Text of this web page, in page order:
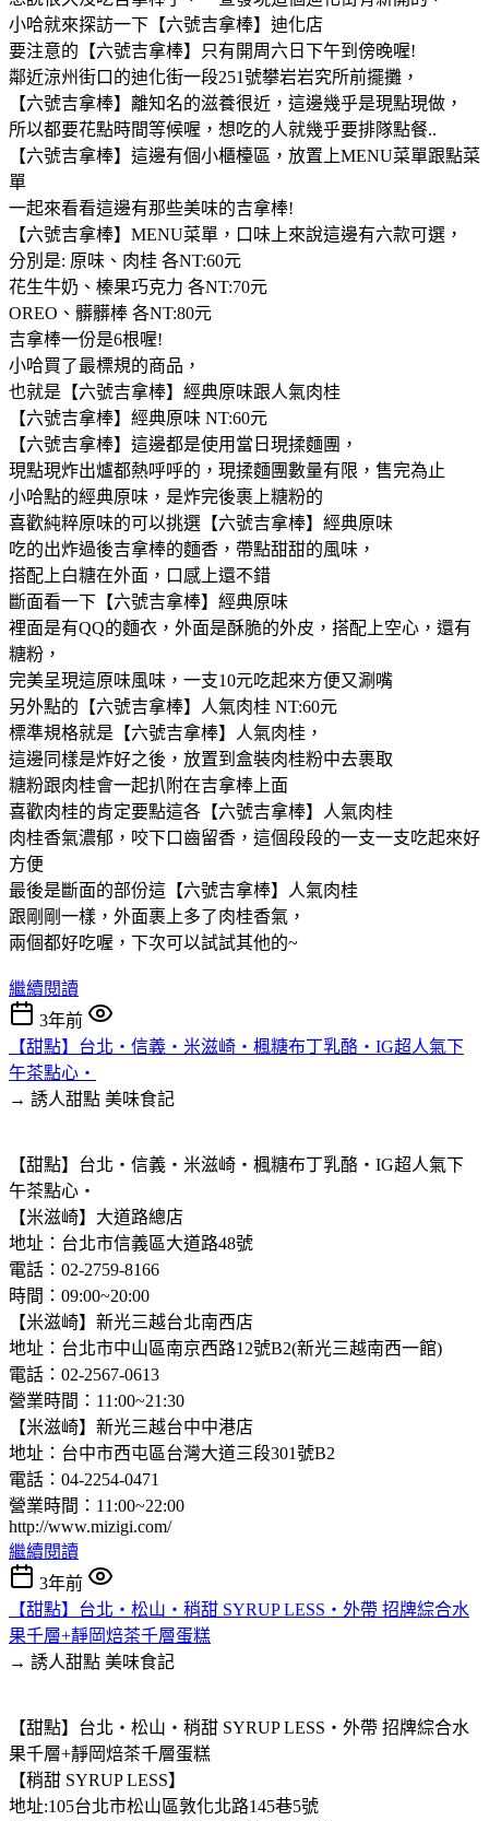
小哈就來探訪一下【六號吉拿棒】迪化店
要注意的【六號吉拿棒】只有開周六日下午到傍晚喔!
鄰近涼州街口的迪化街一段251號攀岩岩究所前擺攤，
【六號吉拿棒】離知名的滋養很近，這邊幾乎是現點現做，
所以都要花點時間等候喔，想吃的人就幾乎要排隊點餐..
【六號吉拿棒】這邊有個小櫃檯區，放置上MENU菜單跟點菜
單
一起來看看這邊有那些美味的吉拿棒!
【六號吉拿棒】MENU菜單，口味上來說這邊有六款可選，
分別是: 原味、肉桂 各NT:60元
花生牛奶、榛果巧克力 各NT:70元
OREO、髒髒棒 各NT:80元
吉拿棒一份是6根喔!
小哈買了最標規的商品，
也就是【六號吉拿棒】經典原味跟人氣肉桂
【六號吉拿棒】經典原味 NT:60元
【六號吉拿棒】這邊都是使用當日現揉麵團，
現點現炸出爐都熱呼呼的，現揉麵團數量有限，售完為止
小哈點的經典原味，是炸完後裹上糖粉的
喜歡純粹原味的可以挑選【六號吉拿棒】經典原味
吃的出炸過後吉拿棒的麵香，帶點甜甜的風味，
搭配上白糖在外面，口感上還不錯
斷面看一下【六號吉拿棒】經典原味
裡面是有QQ的麵衣，外面是酥脆的外皮，搭配上空心，還有
糖粉，
完美呈現這原味風味，一支10元吃起來方便又涮嘴
另外點的【六號吉拿棒】人氣肉桂 NT:60元
標準規格就是【六號吉拿棒】人氣肉桂，
這邊同樣是炸好之後，放置到盒裝肉桂粉中去裹取
糖粉跟肉桂會一起扒附在吉拿棒上面
喜歡肉桂的肯定要點這各【六號吉拿棒】人氣肉桂
肉桂香氣濃郁，咬下口齒留香，這個段段的一支一支吃起來好
方便
最後是斷面的部份這【六號吉拿棒】人氣肉桂
跟剛剛一樣，外面裹上多了肉桂香氣，
兩個都好吃喔，下次可以試試其他的~
繼續閱讀
3年前
【甜點】台北‧信義‧米滋崎‧楓糖布丁乳酪‧IG超人氣下
午茶點心‧
→ 誘人甜點 美味食記
【甜點】台北‧信義‧米滋崎‧楓糖布丁乳酪‧IG超人氣下
午茶點心‧
【米滋崎】大道路總店
地址：台北市信義區大道路48號
電話：02-2759-8166
時間：09:00~20:00
【米滋崎】新光三越台北南西店
地址：台北市中山區南京西路12號B2(新光三越南西一館)
電話：02-2567-0613
營業時間：11:00~21:30
【米滋崎】新光三越台中中港店
地址：台中市西屯區台灣大道三段301號B2
電話：04-2254-0471
營業時間：11:00~22:00
http://www.mizigi.com/
繼續閱讀
3年前
【甜點】台北‧松山‧稍甜 SYRUP LESS‧外帶 招牌綜合水
果千層+靜岡焙茶千層蛋糕
→ 誘人甜點 美味食記
【甜點】台北‧松山‧稍甜 SYRUP LESS‧外帶 招牌綜合水
果千層+靜岡焙茶千層蛋糕
【稍甜 SYRUP LESS】
地址:105台北市松山區敦化北路145巷5號